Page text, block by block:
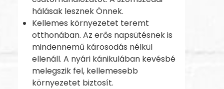
hálásak lesznek Önnek.
Kellemes környezetet teremt
otthonában. Az erős napsütésnek is
mindennemű károsodás nélkül
ellenáll. A nyári kánikulában kevésbé
melegszik fel, kellemesebb
környezetet biztosít.